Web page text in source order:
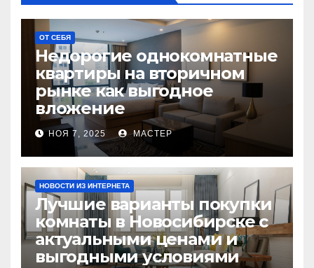
ОТ СЕБЯ
Недорогие однокомнатные
квартиры на вторичном
рынке как выгодное
вложение
НОЯ 7, 2025 МАСТЕР
НОВОСТИ ИЗ ИНТЕРНЕТА
Лучшие варианты покупки
комнаты в Новосибирске с
актуальными ценами и
выгодными условиями